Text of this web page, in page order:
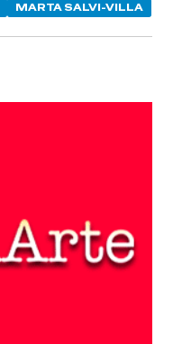
MARTA SALVI-VILLA